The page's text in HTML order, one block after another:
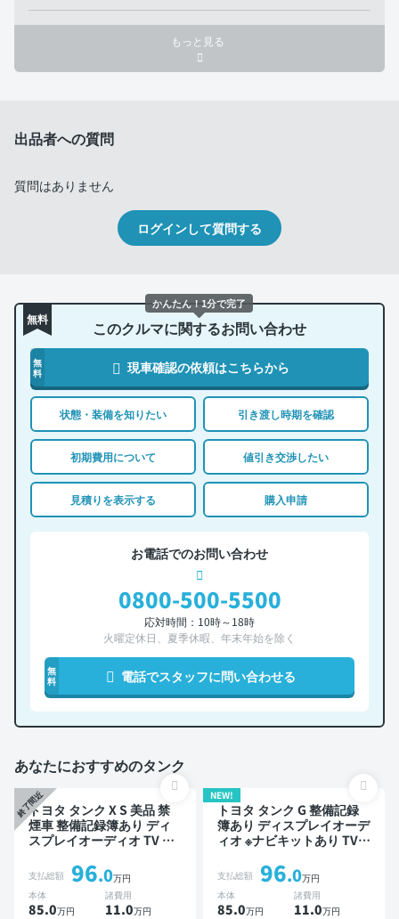
もっと見る
出品者への質問
質問はありません
ログインして質問する
無料 このクルマに関するお問い合わせ
無
料
現車確認の依頼はこちらから
状態・装備を知りたい 引き渡し時期を確認
初期費用について 値引き交渉したい
見積りを表示する 購入申請
お電話でのお問い合わせ
0800-500-5500
応対時間：10時～18時
火曜定休日、夏季休暇、年末年始を除く
無
料
電話でスタッフに問い合わせる
あなたにおすすめのタンク
終了間近
トヨタ タンク X S 美品 禁
煙車 整備記録簿あり ディ
スプレイオーディオ TV ス
ニター ドライブレコーダー
衝突軽減 片側電動スライド
ドア
支払総額 96.0万円
本体
85.0万円
諸費用
11.0万円
NEW!
トヨタ タンク G 整備記録
簿あり ディスプレイオーデ
ィオ ※ナビキットあり TV
ー ETC バックモニター ド
ライブレコーダー 衝突軽減
両側電動スライドドア
支払総額 96.0万円
本体
85.0万円
諸費用
11.0万円
かんたん！1分で完了